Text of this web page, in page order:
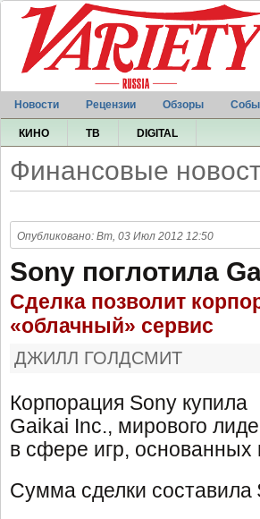
Новости Рецензии Обзоры
КИНО ТВ DIGITAL
Финансовые
Опубликовано: Вт, 03 Июл 2012 12:50
Sony поглотила
Сделка позволит
«облачный» сервис
ДЖИЛЛ ГОЛДСМИТ
Корпорация Sony купила
Gaikai Inc., мирового
в сфере игр, основанных
Сумма сделки составила